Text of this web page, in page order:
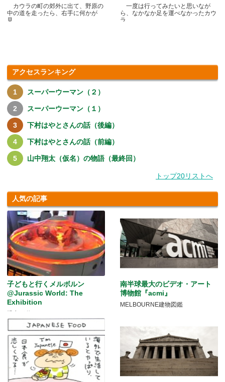
カウラの町の郊外に出て、野原の
中の道を走ったら、右手に何かが
見.....
一度は行ってみたいと思いなが
ら、なかなか足を運べなかったカウ
ラ.....
アクセスランキング
スーパーウーマン（２）
スーパーウーマン（１）
下村はやとさんの話（後編）
下村はやとさんの話（前編）
山中翔太（仮名）の物語（最終回）
トップ20リストへ
人気の記事
子どもと行くメルボルン
@Jurassic World: The
Exhibition
南半球最大のビデオ・アート
博物館『acmi』
MELBOURNE建物図鑑